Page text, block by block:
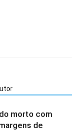
morto com
de